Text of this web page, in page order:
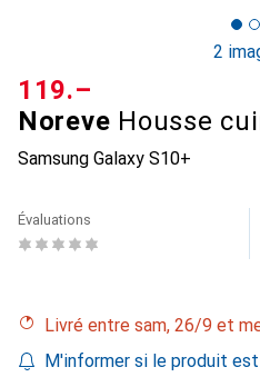
2
Noreve Housse
Samsung Galaxy S10+
CHF
119.–
Évaluations
Livré entre sam, 26/9 et
M'informer si le produit